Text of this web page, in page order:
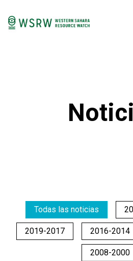
Todas las noticias
2019-2017 2016-2014
2008-2000